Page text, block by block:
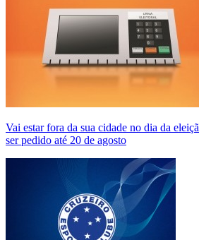
Vai estar fora da sua cidade no dia da
ser pedido até 20 de agosto